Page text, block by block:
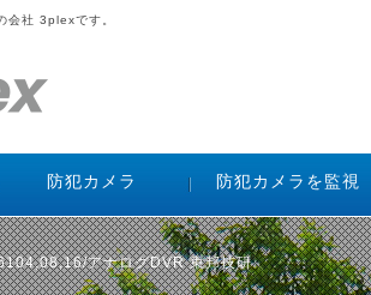
会社 3plexです。
防犯カメラ 防犯カメラを監視
アナログDVR 東邦技研